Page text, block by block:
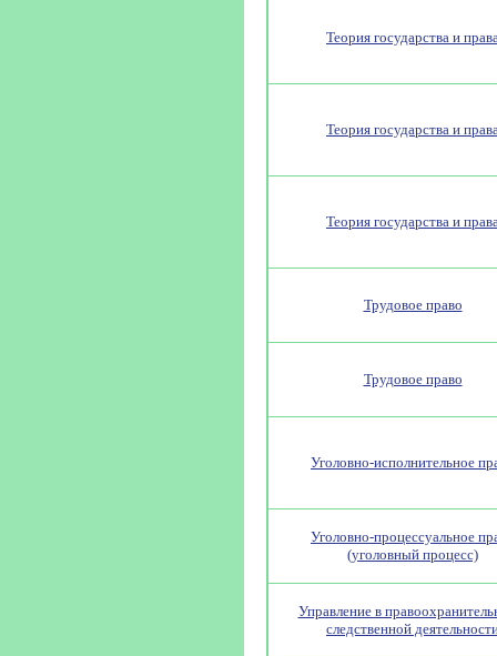
Теория государства и
Теория государства и
Теория государства и
Трудовое право
Трудовое право
Уголовно-исполнительное
Уголовно-процессуальное
(уголовный процесс)
Управление в
следственной